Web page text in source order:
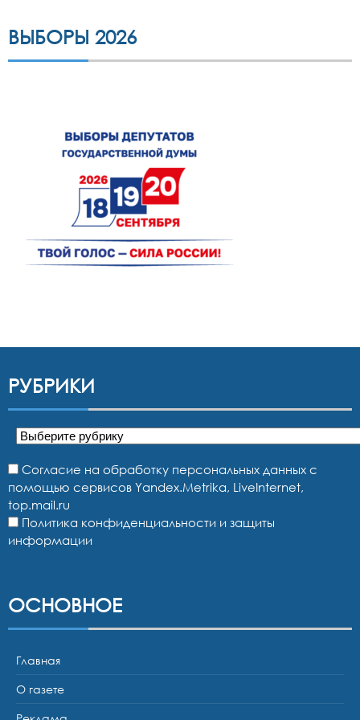
ВЫБОРЫ 2026
РУБРИКИ
Рубрики
Согласие на обработку персональных данных с
помощью сервисов Yandex.Metrika, LiveInternet,
top.mail.ru
Политика конфиденциальности и защиты
информации
ОСНОВНОЕ
Главная
О газете